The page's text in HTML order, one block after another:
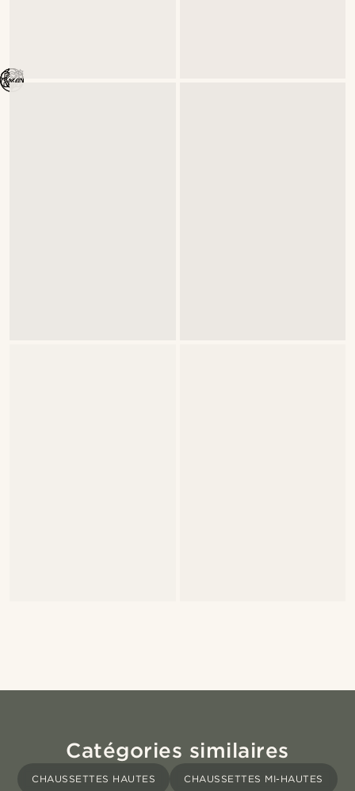
Catégories similaires
CHAUSSETTES HAUTES CHAUSSETTES MI-HAUTES